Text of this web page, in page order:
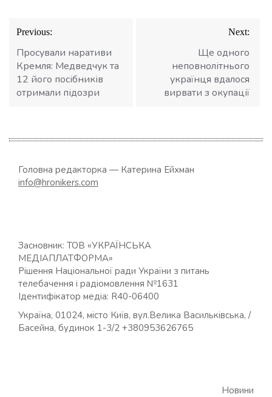
Навігація
записів
Previous:
Просували наративи
Кремля: Медведчук та
12 його посібників
отримали підозри
Next:
Ще одного
неповнолітнього
українця вдалося
вирвати з окупації
Головна редакторка — Катерина Ейхман
info@hronikers.com
Засновник: ТОВ «УКРАЇНСЬКА
МЕДІАПЛАТФОРМА»
Рішення Національної ради України з питань
телебачення і радіомовлення №1631
Ідентифікатор медіа: R40-06400
Україна, 01024, місто Київ, вул.Велика Васильківська, /
Басейна, будинок 1-3/2 +380953626765
Новини